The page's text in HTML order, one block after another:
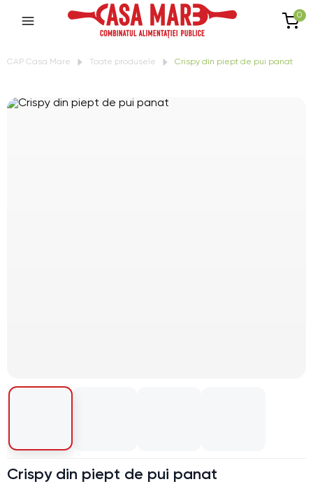
0
CAP Casa Mare Toate produsele Crispy din piept de pui panat
Crispy din piept de pui panat